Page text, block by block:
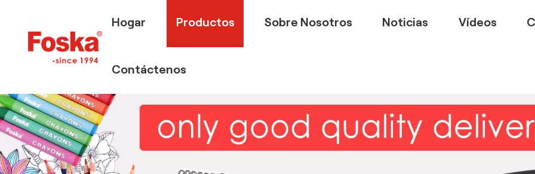
Hogar Productos Sobre Nosotros Noticias Vídeos
Contáctenos